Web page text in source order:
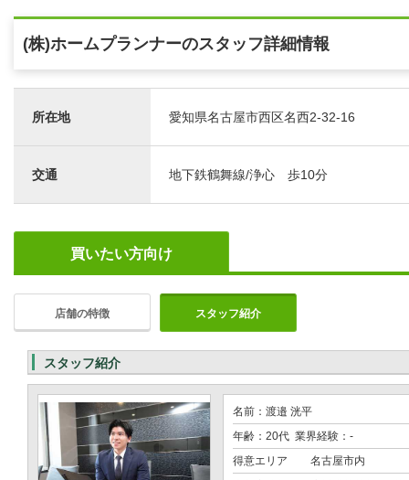
(株)ホームプランナーのスタッフ詳細情報
所在地 愛知県名古屋市西区名西2-32-16
交通 地下鉄鶴舞線/浄心 歩10分
買いたい方向け
店舗の特徴 スタッフ紹介
スタッフ紹介
名前：渡邉 洸平
年齢：20代 業界経験：-
得意エリア
名古屋市内